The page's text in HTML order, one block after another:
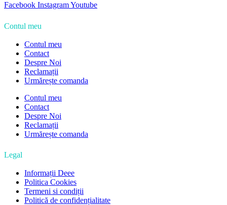
Facebook InstagramYoutube
Contul meu
Contul meu
Contact
Despre Noi
Reclamații
Urmărește comanda
Contul meu
Contact
Despre Noi
Reclamații
Urmărește comanda
Legal
Informații Deee
Politica Cookies
Termeni si condiții
Politică de confidențialitate